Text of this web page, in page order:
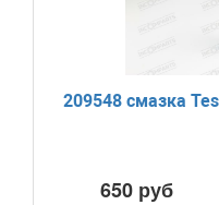
209548 смазка
650 руб